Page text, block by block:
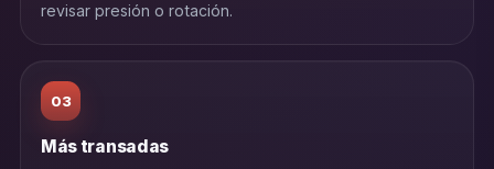
revisar presión o rotación.
03
Más transadas